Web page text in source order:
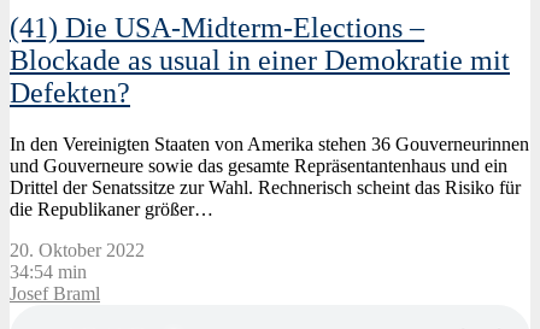
(41) Die USA-Midterm-Elections –
Blockade as usual in einer Demokratie mit
Defekten?
In den Vereinigten Staaten von Amerika stehen 36 Gouverneurinnen
und Gouverneure sowie das gesamte Repräsentantenhaus und ein
Drittel der Senatssitze zur Wahl. Rechnerisch scheint das Risiko für
die Republikaner größer…
20. Oktober 2022
34:54 min
Josef Braml